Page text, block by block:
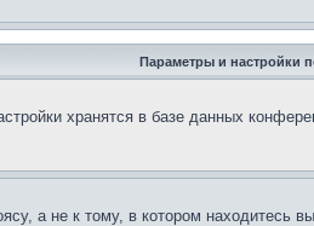
Параметры и настройки
хранятся в базе данных
а не к тому, в котором находитесь